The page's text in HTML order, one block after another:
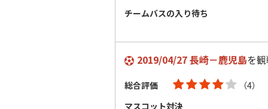
チームバスの入り待ち
2019/04/27 長崎－鹿児島を
総合評価
（4）
マスコット対決